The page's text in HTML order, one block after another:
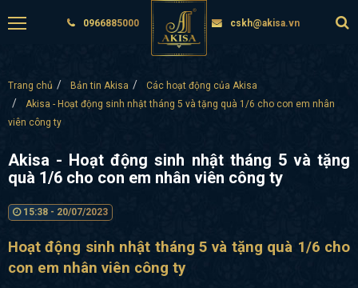
0966885000 cskh@akisa.vn
Trang chủ Bản tin Akisa
Các hoạt động của Akisa
Akisa - Hoạt động sinh nhật tháng 5 và tặng quà 1/6 cho con em nhân
viên công ty
Akisa - Hoạt động sinh nhật tháng 5 và tặng
quà 1/6 cho con em nhân viên công ty
15:38 - 20/07/2023
Hoạt động sinh nhật tháng 5 và tặng quà 1/6 cho
con em nhân viên công ty